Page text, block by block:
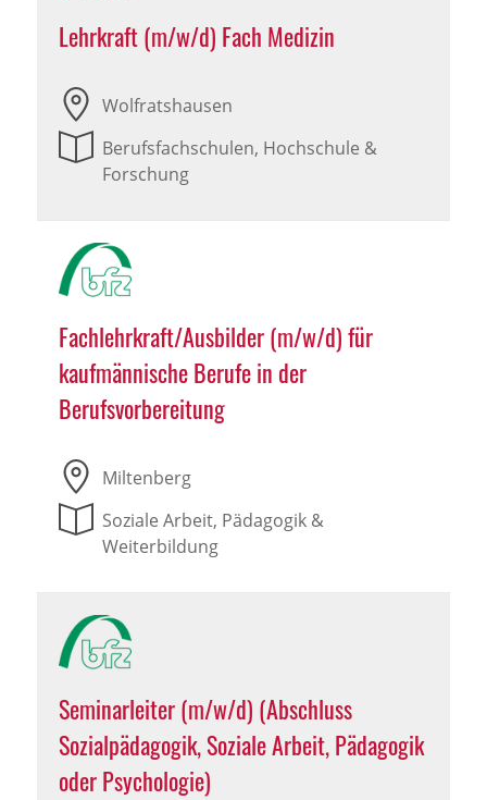
Lehrkraft (m/w/d) Fach Medizin
Wolfratshausen
Berufsfachschulen, Hochschule &
Forschung
Fachlehrkraft/Ausbilder (m/w/d) für
kaufmännische Berufe in der
Berufsvorbereitung
Miltenberg
Soziale Arbeit, Pädagogik &
Weiterbildung
Seminarleiter (m/w/d) (Abschluss
Sozialpädagogik, Soziale Arbeit, Pädagogik
oder Psychologie)